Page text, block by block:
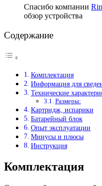
Спасибо компании
обзор устройства
Содержание
Комплектация
Информация для
Технические
Размеры:
Картридж, испарики
Батарейный блок
Опыт эксплуатации
Минусы и плюсы
Инструкция
Комплектация